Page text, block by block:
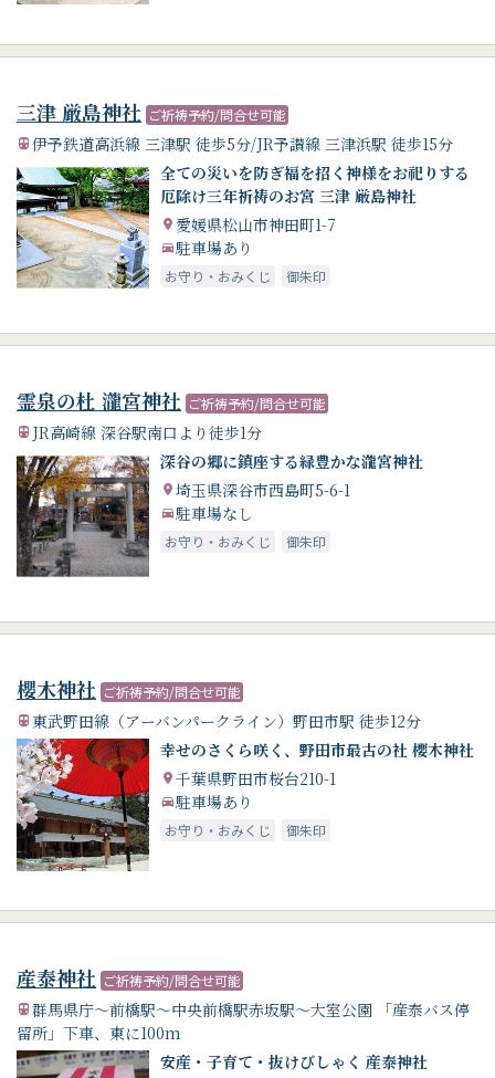
三津 厳島神社 ご祈祷予約/問合せ可能
伊予鉄道高浜線 三津駅 徒歩5分/JR予讃線 三津浜駅 徒歩15分
全ての災いを防ぎ福を招く神様をお祀りする
厄除け三年祈祷のお宮 三津 厳島神社
愛媛県松山市神田町1-7
駐車場あり
お守り・おみくじ 御朱印
霊泉の杜 瀧宮神社 ご祈祷予約/問合せ可能
JR高崎線 深谷駅南口より徒歩1分
深谷の郷に鎮座する緑豊かな瀧宮神社
埼玉県深谷市西島町5-6-1
駐車場なし
お守り・おみくじ 御朱印
櫻木神社 ご祈祷予約/問合せ可能
東武野田線（アーバンパークライン）野田市駅 徒歩12分
幸せのさくら咲く、野田市最古の社 櫻木神社
千葉県野田市桜台210-1
駐車場あり
お守り・おみくじ 御朱印
産泰神社 ご祈祷予約/問合せ可能
群馬県庁～前橋駅～中央前橋駅赤坂駅～大室公園 「産泰バス停
留所」下車、東に100m
安産・子育て・抜けびしゃく 産泰神社